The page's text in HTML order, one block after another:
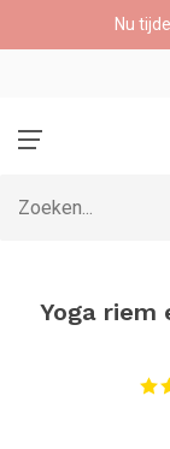
Nu
Yoga